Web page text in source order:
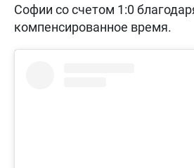
Софии со счетом 1:0
компенсированное время.